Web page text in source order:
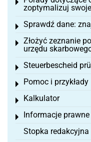
zoptymalizuj
Toggle menu
Sprawdź dane:
Toggle menu
Złożyć zeznanie
urzędu
Toggle menu
Steuerbescheid
Toggle menu
Pomoc i przykłady
Toggle menu
Kalkulator
Toggle menu
Informacje prawne
Toggle menu
Stopka redakcyjna